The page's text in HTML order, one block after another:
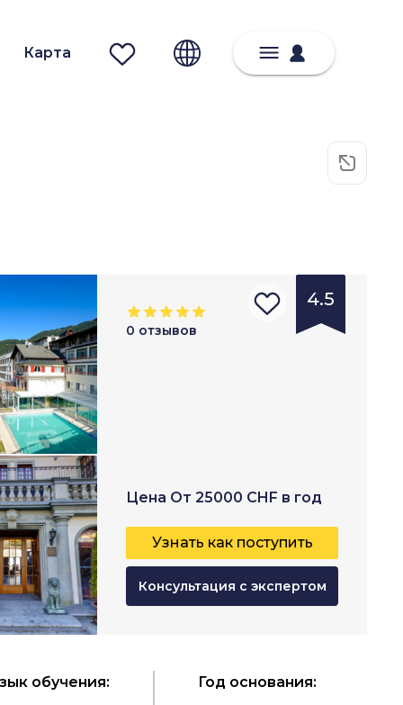
Карта
4.5
0 отзывов
Цена От 25000 CHF в год
Узнать как поступить
Консультация с экспертом
обучения:
Год основания: